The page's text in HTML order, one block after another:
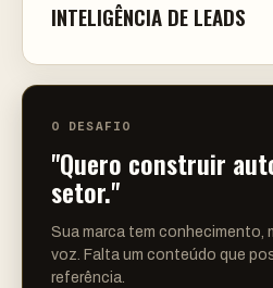
INTELIGÊNCIA DE LEADS
O DESAFIO
"Quero construir
setor."
Sua marca tem conhecimento,
voz. Falta um conteúdo que
referência.